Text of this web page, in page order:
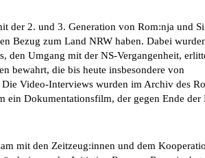
der 2. und 3. Generation von Rom:nja und
Bezug zum Land NRW haben. Dabei
Umgang mit der NS-Vergangenheit,
bewahrt, die bis heute insbesondere von
Video-Interviews wurden im Archiv des
ein Dokumentationsfilm, der gegen Ende der
mit den Zeitzeug:innen und dem